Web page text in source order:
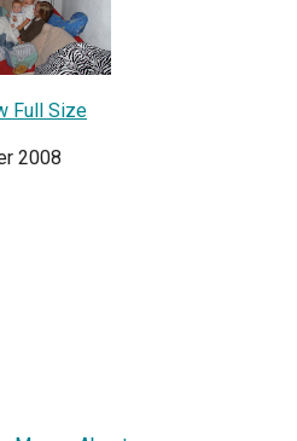
Full Size
2008